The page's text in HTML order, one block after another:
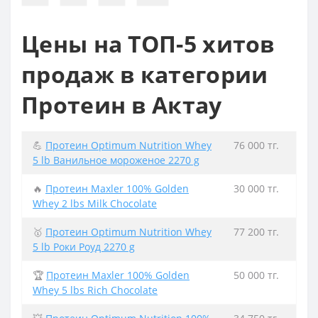
Цены на ТОП-5 хитов
продаж в категории
Протеин в Актау
💪 Протеин Optimum Nutrition Whey
5 lb Ванильное мороженое 2270 g
76 000 тг.
🔥 Протеин Maxler 100% Golden
Whey 2 lbs Milk Chocolate
30 000 тг.
🥇 Протеин Optimum Nutrition Whey
5 lb Роки Роуд 2270 g
77 200 тг.
🏆 Протеин Maxler 100% Golden
Whey 5 lbs Rich Chocolate
50 000 тг.